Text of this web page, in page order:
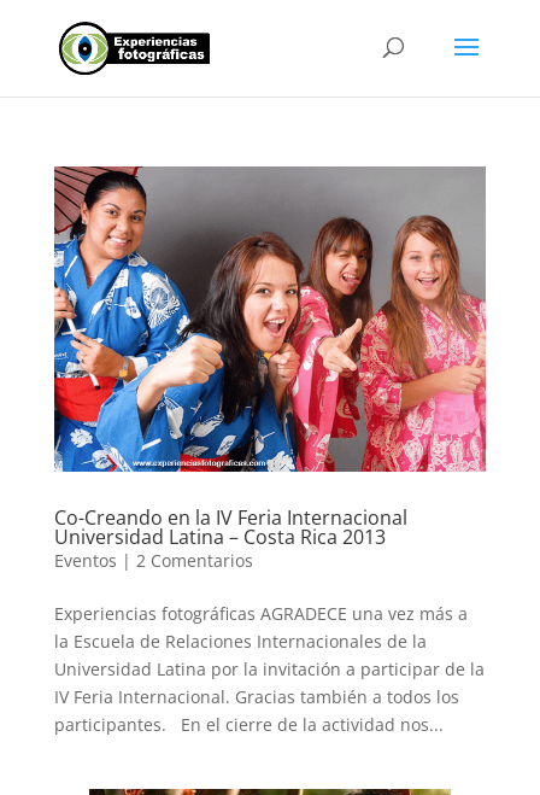
Co-Creando en la IV Feria Internacional
Universidad Latina – Costa Rica 2013
Eventos | 2 Comentarios
Experiencias fotográficas AGRADECE una vez más a
la Escuela de Relaciones Internacionales de la
Universidad Latina por la invitación a participar de la
IV Feria Internacional. Gracias también a todos los
participantes. En el cierre de la actividad nos...